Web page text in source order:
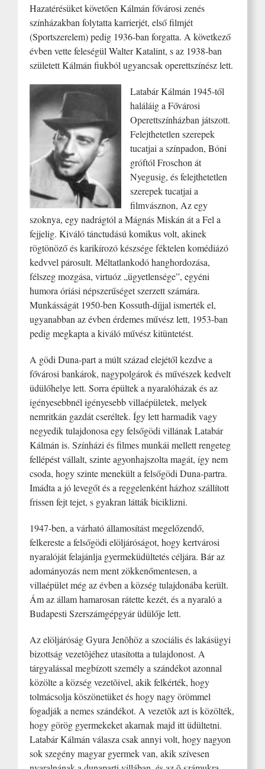
Hazatérésüket követően Kálmán fővárosi zenés
színházakban folytatta karrierjét, első filmjét
(Sportszerelem) pedig 1936-ban forgatta. A következő
évben vette feleségül Walter Katalint, s az 1938-ban
született Kálmán fiukból ugyancsak operettszínész lett.
Latabár Kálmán 1945-től
haláláig a Fővárosi
Operettszínházban játszott.
Felejthetetlen szerepek
tucatjai a színpadon, Bóni
gróftól Froschon át
Nyegusig, és felejthetetlen
szerepek tucatjai a
filmvásznon, Az egy
szoknya, egy nadrágtól a Mágnás Miskán át a Fel a
fejjelig. Kiváló tánctudású komikus volt, akinek
rögtönöző és karikírozó készsége féktelen komédiázó
kedvvel párosult. Méltatlankodó hanghordozása,
félszeg mozgása, virtuóz „ügyetlensége”, egyéni
humora óriási népszerűséget szerzett számára.
Munkásságát 1950-ben Kossuth-díjjal ismerték el,
ugyanabban az évben érdemes művész lett, 1953-ban
pedig megkapta a kiváló művész kitüntetést.
A gödi Duna-part a múlt század elejétől kezdve a
fővárosi bankárok, nagypolgárok és művészek kedvelt
üdülőhelye lett. Sorra épültek a nyaralóházak és az
igényesebbnél igényesebb villaépületek, melyek
nemritkán gazdát cseréltek. Így lett harmadik vagy
negyedik tulajdonosa egy felsőgödi villának Latabár
Kálmán is. Színházi és filmes munkái mellett rengeteg
fellépést vállalt, szinte agyonhajszolta magát, így nem
csoda, hogy szinte menekült a felsőgödi Duna-partra.
Imádta a jó levegőt és a reggelenként házhoz szállított
frissen fejt tejet, s gyakran látták biciklizni.
1947-ben, a várható államosítást megelőzendő,
felkereste a felsőgödi elöljáróságot, hogy kertvárosi
nyaralóját felajánlja gyermeküdültetés céljára. Bár az
adományozás nem ment zökkenőmentesen, a
villaépület még az évben a község tulajdonába került.
Ám az állam hamarosan rátette kezét, és a nyaraló a
Budapesti Szerszámgépgyár üdülője lett.
Az elöljáróság Gyura Jenõhöz a szociális és lakásügyi
bizottság vezetõjéhez utasította a tulajdonost. A
tárgyalással megbízott személy a szándékot azonnal
közölte a község vezetõivel, akik felkérték, hogy
tolmácsolja köszönetüket és hogy nagy örömmel
fogadják a nemes szándékot. A vezetõk azt is közölték,
hogy görög gyermekeket akarnak majd itt üdültetni.
Latabár Kálmán válasza csak annyi volt, hogy nagyon
sok szegény magyar gyermek van, akik szívesen